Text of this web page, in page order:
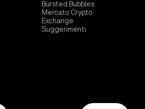
Bursted Bubbles
Mercato Crypto
Exchange
Suggerimenti